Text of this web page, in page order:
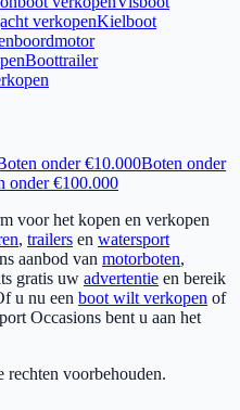
verkopenKielboot
Boottrailer
onder €10.000Boten onder
onder €100.000
voor het kopen en verkopen
, trailers en watersport
aanbod van motorboten,
gratis uw advertentie en bereik
u nu een boot wilt verkopen of
Occasions bent u aan het
rechten voorbehouden.